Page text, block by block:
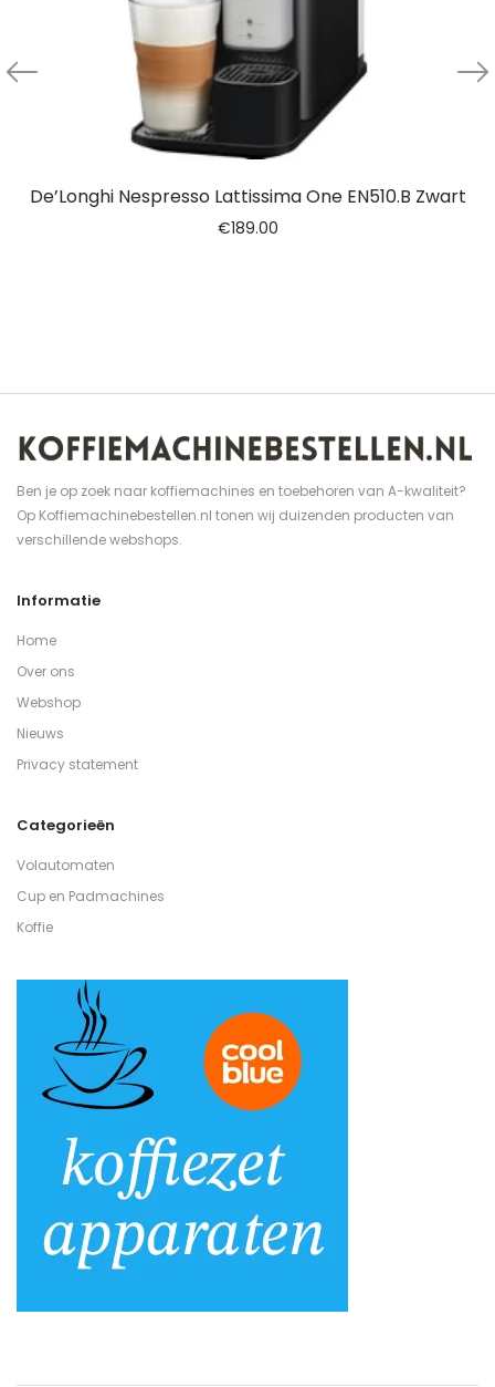
De’Longhi Nespresso Lattissima One EN510.B Zwart
€189.00
Ben je op zoek naar koffiemachines en toebehoren van A-kwaliteit?
Op Koffiemachinebestellen.nl tonen wij duizenden producten van
verschillende webshops.
Informatie
Home
Over ons
Webshop
Nieuws
Privacy statement
Categorieën
Volautomaten
Cup en Padmachines
Koffie